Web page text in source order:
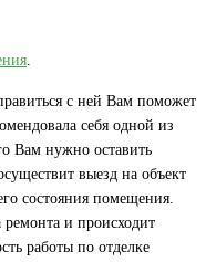
.
с ней Вам поможет
себя одной из
Вам нужно оставить
выезд на объект
состояния помещения.
ремонта и происходит
работы по отделке